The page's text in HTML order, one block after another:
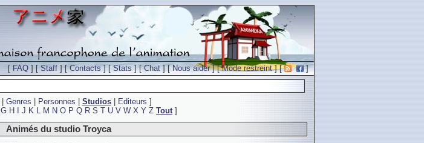
[FAQ ] [Staff ] [Contacts] [Stats] [Chat] [Nous aider] [Mode restreint] [ ]
Genres Personnes Studios| Editeurs ]
G H J K L M N O P Q R S T U V W X Y Z Tout]
Animés du studio Troyca